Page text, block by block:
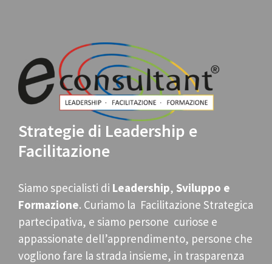
Strategie di Leadership e
Facilitazione
Siamo specialisti di Leadership, Sviluppo e
Formazione. Curiamo la Facilitazione Strategica
partecipativa, e siamo persone curiose e
appassionate dell’apprendimento, persone che
vogliono fare la strada insieme, in trasparenza